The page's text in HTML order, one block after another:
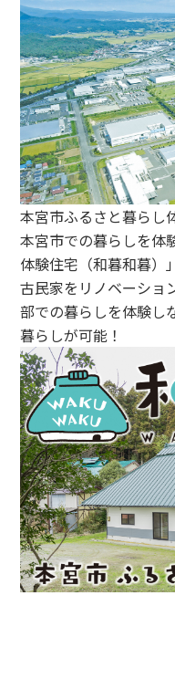
本宮市ふるさと暮らし
本宮市での暮らしを体
体験住宅（和暮和暮）
古民家をリノベーショ
部での暮らしを体験し
暮らしが可能！